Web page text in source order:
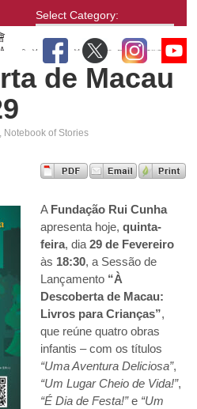
Select Category:
de Macau
, Notebook of Stories
A Fundação Rui Cunha
apresenta hoje, quinta-
feira, dia 29 de Fevereiro
às 18:30, a Sessão de
Lançamento “À
Descoberta de Macau:
Livros para Crianças”,
que reúne quatro obras
infantis – com os títulos
“Uma Aventura Deliciosa”,
“Um Lugar Cheio de Vida!”,
“É Dia de Festa!”e “Um